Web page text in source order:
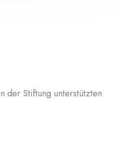
der Stiftung unterstützten